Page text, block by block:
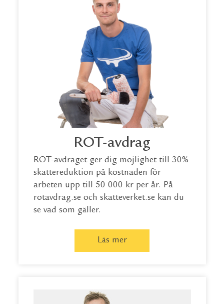
ROT-avdrag
ROT-avdraget ger dig möjlighet till 30%
skattereduktion på kostnaden för
arbeten upp till 50 000 kr per år. På
rotavdrag.se och skatteverket.se kan du
se vad som gäller.
Läs mer